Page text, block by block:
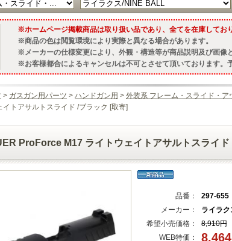
ホームページ掲載商品は取り扱い品であり、全てを在庫してお
商品の色は閲覧環境により実際と異なる場合があります。
メーカーの仕様変更により、外観・構造等が商品説明及び画像
お客様都合によるキャンセルは不可とさせて頂いております。
> ガスガン用パーツ > ハンドガン用 > 外装系 フレーム・スライド・ア
イトアサルトスライド /ブラック [取寄]
ProForce M17 ライトウェイトアサルトスライド
品番：
297-655
メーカー：
ライラ
希望小売価格：
8,910円
WEB特価：